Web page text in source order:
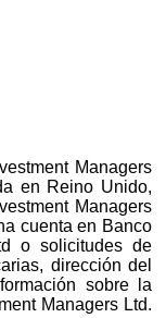
Managers
en Reino Unido,
Managers
cuenta en Banco
o solicitudes de
dirección del
sobre la
Managers Ltd.